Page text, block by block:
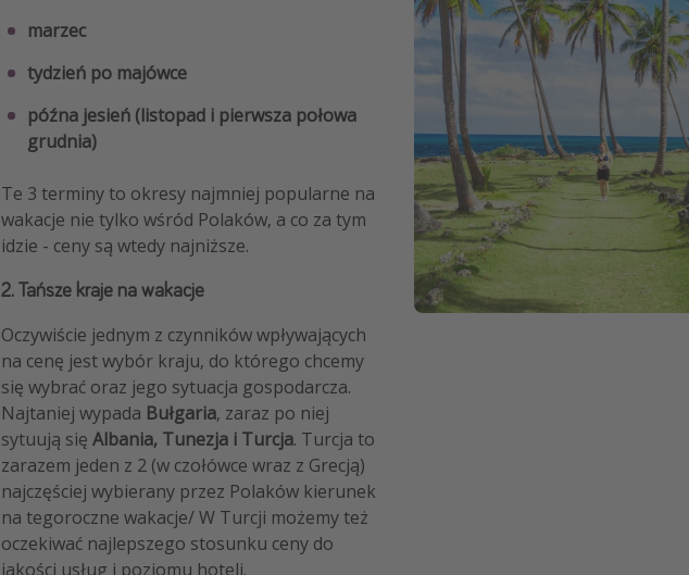
marzec
tydzień po majówce
późna jesień (listopad i pierwsza połowa
grudnia)
Te 3 terminy to okresy najmniej popularne na
wakacje nie tylko wśród Polaków, a co za tym
idzie - ceny są wtedy najniższe.
2. Tańsze kraje na wakacje
Oczywiście jednym z czynników wpływających
na cenę jest wybór kraju, do którego chcemy
się wybrać oraz jego sytuacja gospodarcza.
Najtaniej wypada Bułgaria, zaraz po niej
sytuują się Albania, Tunezja i Turcja. Turcja to
zarazem jeden z 2 (w czołówce wraz z Grecją)
najczęściej wybierany przez Polaków kierunek
na tegoroczne wakacje/ W Turcji możemy też
oczekiwać najlepszego stosunku ceny do
jakości usług i poziomu hoteli.